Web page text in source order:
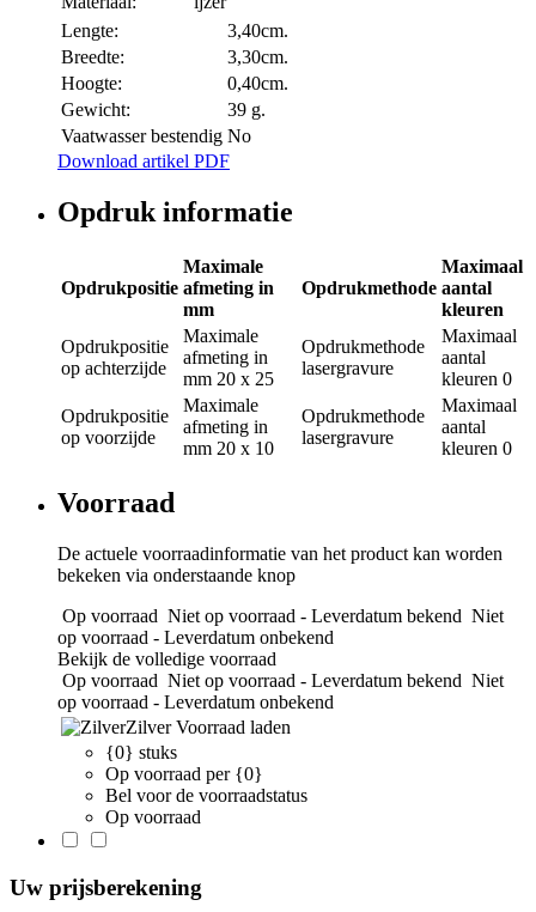
Lengte:
3,40cm.
Breedte:
3,30cm.
Hoogte:
0,40cm.
Gewicht:
39 g.
Vaatwasser bestendig No
Download artikel PDF
Opdruk informatie
Opdrukpositie
Maximale
afmeting in
mm
Opdrukmethode
Maximaal
aantal
kleuren
Opdrukpositie
op achterzijde
Maximale
afmeting in
mm 20 x 25
Opdrukmethode
lasergravure
Maximaal
aantal
kleuren 0
Opdrukpositie
op voorzijde
Maximale
afmeting in
mm 20 x 10
Opdrukmethode
lasergravure
Maximaal
aantal
kleuren 0
Voorraad
De actuele voorraadinformatie van het product kan worden
bekeken via onderstaande knop
Op voorraad Niet op voorraad - Leverdatum bekend Niet
op voorraad - Leverdatum onbekend
Bekijk de volledige voorraad
Op voorraad Niet op voorraad - Leverdatum bekend Niet
op voorraad - Leverdatum onbekend
Zilver Voorraad laden
{0} stuks
Op voorraad per {0}
Bel voor de voorraadstatus
Op voorraad
Uw prijsberekening